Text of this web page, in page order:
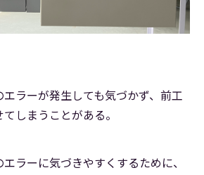
ラーが発生しても気づかず、前工
しまうことがある。
ラーに気づきやすくするために、